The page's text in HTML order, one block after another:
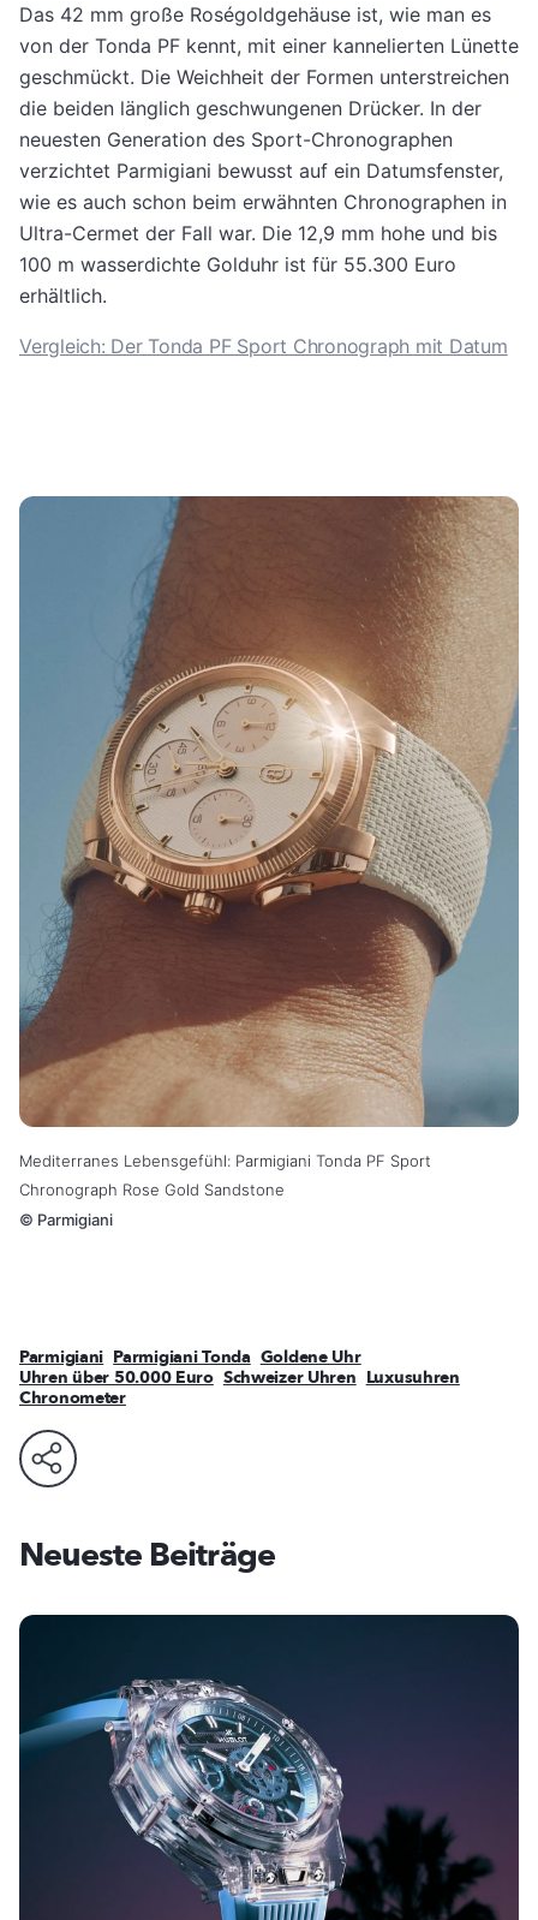
Das 42 mm große Roségoldgehäuse ist, wie man es
von der Tonda PF kennt, mit einer kannelierten Lünette
geschmückt. Die Weichheit der Formen unterstreichen
die beiden länglich geschwungenen Drücker. In der
neuesten Generation des Sport-Chronographen
verzichtet Parmigiani bewusst auf ein Datumsfenster,
wie es auch schon beim erwähnten Chronographen in
Ultra-Cermet der Fall war. Die 12,9 mm hohe und bis
100 m wasserdichte Golduhr ist für 55.300 Euro
erhältlich.
Vergleich: Der Tonda PF Sport Chronograph mit Datum
Mediterranes Lebensgefühl: Parmigiani Tonda PF Sport
Chronograph Rose Gold Sandstone
© Parmigiani
Parmigiani Parmigiani Tonda Goldene Uhr
Uhren über 50.000 Euro Schweizer Uhren Luxusuhren
Chronometer
Neueste Beiträge